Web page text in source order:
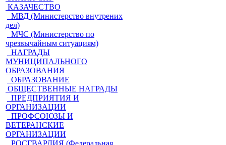
КАЗАЧЕСТВО
МВД (Министерство внутрених
дел)
МЧС (Министерство по
чрезвычайным ситуациям)
НАГРАДЫ
МУНИЦИПАЛЬНОГО
ОБРАЗОВАНИЯ
ОБРАЗОВАНИЕ
ОБЩЕСТВЕННЫЕ НАГРАДЫ
ПРЕДПРИЯТИЯ И
ОРГАНИЗАЦИИ
ПРОФСОЮЗЫ И
ВЕТЕРАНСКИЕ
ОРГАНИЗАЦИИ
РОСГВАРДИЯ (Федеральная